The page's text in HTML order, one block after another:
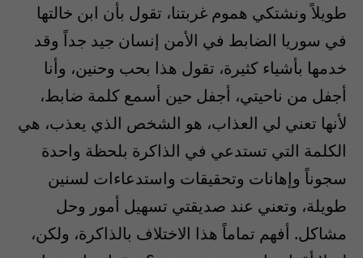
طويلاً ونشتكي هموم غربتنا، تقول بأن ابن خالتها
في سوريا الضابط في الأمن إنسان جيد جداً وقد
خدمها بأشياء كثيرة، تقول هذا بحب وحنين، وأنا
أجفل من ناحيتي، أجفل حين أسمع كلمة ضابط،
لأنها تعني لي العذاب، هو الشخص الذي يعذب، هي
الكلمة التي تستدعي في الذاكرة بلحظة واحدة
سجوناً وإهانات وتحقيقات واستدعاءات لسنين
طويلة، وتعني عند صديقتي تسهيل أمور وحل
مشاكل. أفهم تماماً هذا الاختلاف بالذاكرة، ولكن،